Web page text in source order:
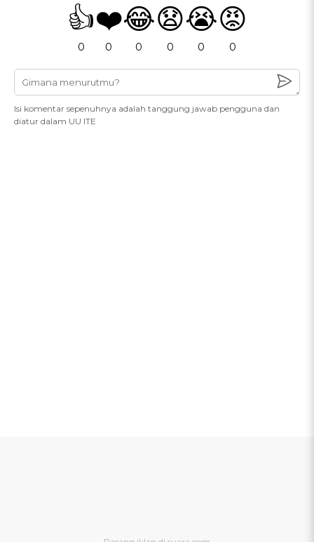
👍
0
❤️
0
😂
0
😧
0
😭
0
😡
0
Isi komentar sepenuhnya adalah tanggung jawab pengguna dan
diatur dalam UU ITE